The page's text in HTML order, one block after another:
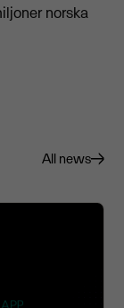
norska
All news